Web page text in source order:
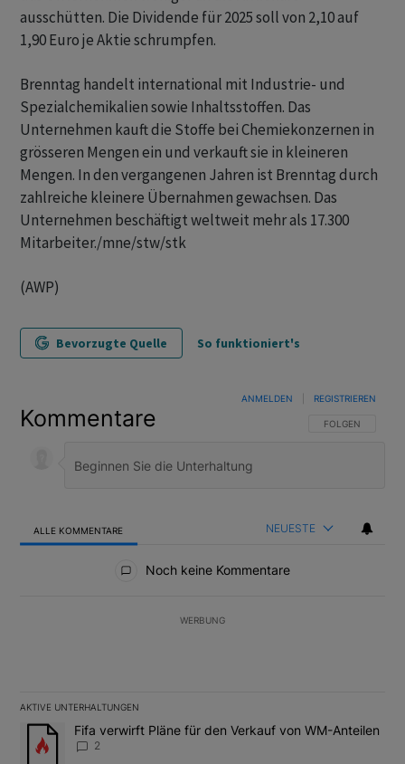
ausschütten. Die Dividende für 2025 soll von 2,10 auf
1,90 Euro je Aktie schrumpfen.
Brenntag handelt international mit Industrie- und
Spezialchemikalien sowie Inhaltsstoffen. Das
Unternehmen kauft die Stoffe bei Chemiekonzernen in
grösseren Mengen ein und verkauft sie in kleineren
Mengen. In den vergangenen Jahren ist Brenntag durch
zahlreiche kleinere Übernahmen gewachsen. Das
Unternehmen beschäftigt weltweit mehr als 17.300
Mitarbeiter./mne/stw/stk
(AWP)
Bevorzugte Quelle So funktioniert's
Kommentare FOLGE DIESER
FOLGEN
ANMELDEN REGISTRIEREN
ALLE KOMMENTARE NEUESTE
Noch keine Kommentare
WERBUNG
AKTIVE UNTERHALTUNGEN
Das Folgende ist eine Liste der am meisten kommentierten
Ein Trendartikel mit dem Titel "Fifa verwirft Pläne für den
Fifa verwirft Pläne für den Verkauf von WM-Anteilen
2